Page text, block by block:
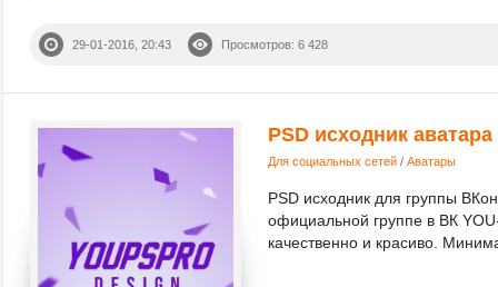
29-01-2016, 20:43 Просмотров: 6 428
PSD исходник
Для социальных сетей / Аватары
PSD исходник для группы
официальной группе в ВК
качественно и красиво.